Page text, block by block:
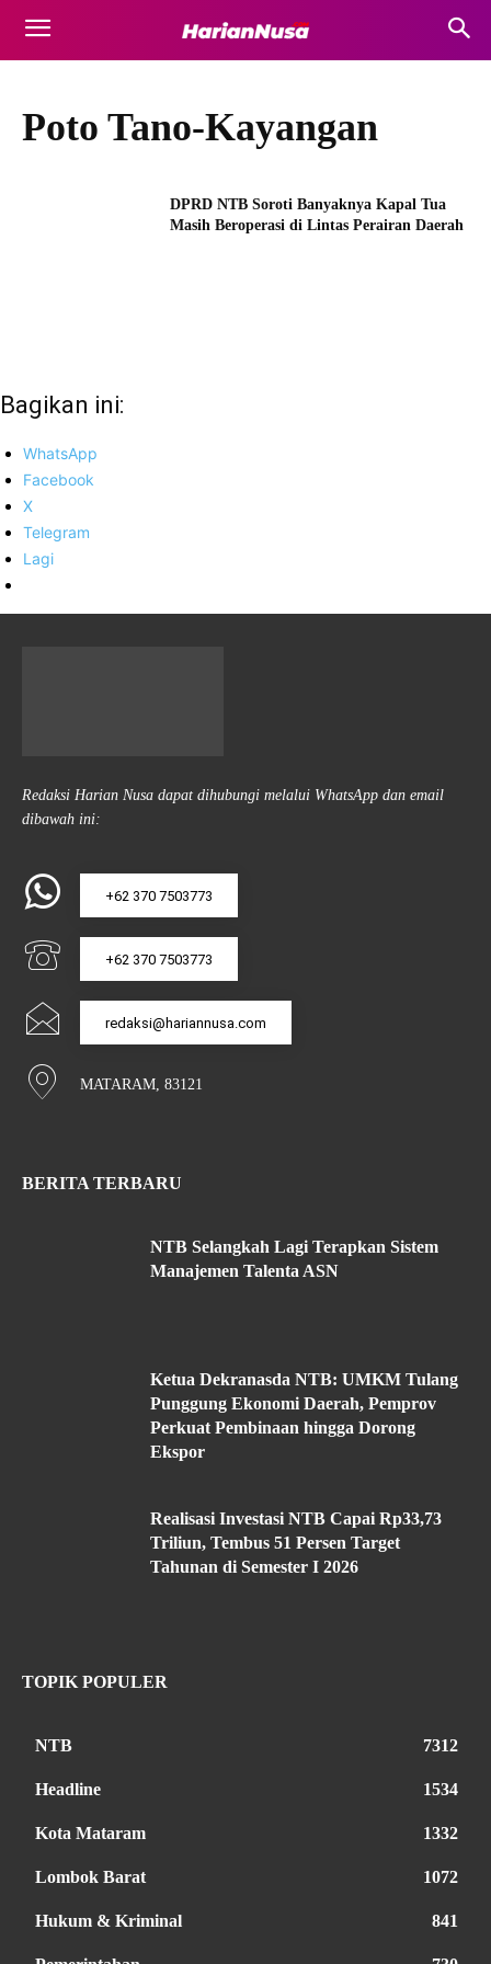
Poto Tano-Kayangan
DPRD NTB Soroti Banyaknya Kapal Tua
Masih Beroperasi di Lintas Perairan Daerah
Bagikan ini:
WhatsApp
Facebook
X
Telegram
Lagi
Redaksi Harian Nusa dapat dihubungi melalui WhatsApp dan email
dibawah ini:
+62 370 7503773
+62 370 7503773
redaksi@hariannusa.com
MATARAM, 83121
BERITA TERBARU
NTB Selangkah Lagi Terapkan Sistem
Manajemen Talenta ASN
Ketua Dekranasda NTB: UMKM Tulang
Punggung Ekonomi Daerah, Pemprov
Perkuat Pembinaan hingga Dorong
Ekspor
Realisasi Investasi NTB Capai Rp33,73
Triliun, Tembus 51 Persen Target
Tahunan di Semester I 2026
TOPIK POPULER
NTB 7312
Headline 1534
Kota Mataram 1332
Lombok Barat 1072
Hukum & Kriminal 841